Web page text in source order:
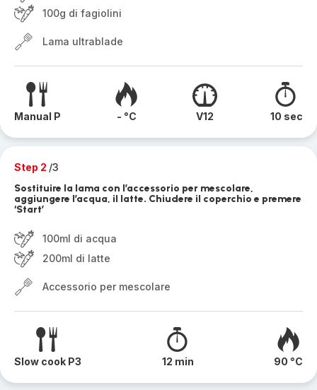
100g di fagiolini
Lama ultrablade
Manual P - °C V12 10 sec
Step 2 /3
Sostituire la lama con l’accessorio per mescolare,
aggiungere l’acqua, il latte. Chiudere il coperchio e premere
‘Start’
100ml di acqua
200ml di latte
Accessorio per mescolare
Slow cook P3 12 min 90 °C